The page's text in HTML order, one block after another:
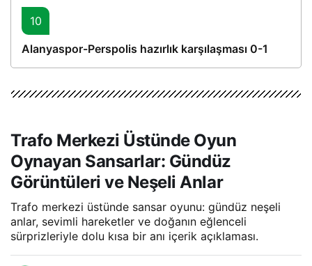
10
Alanyaspor-Perspolis hazırlık karşılaşması 0-1
Trafo Merkezi Üstünde Oyun
Oynayan Sansarlar: Gündüz
Görüntüleri ve Neşeli Anlar
Trafo merkezi üstünde sansar oyunu: gündüz neşeli
anlar, sevimli hareketler ve doğanın eğlenceli
sürprizleriyle dolu kısa bir anı içerik açıklaması.